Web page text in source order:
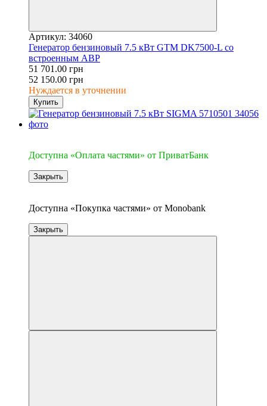
Артикул: 34060
Генератор бензиновый 7.5 кВт GTM DK7500-L cо
встроенным АВР
51 701.00 грн
52 150.00 грн
Нуждается в уточнении
Купить
Доступна «Оплата частями» от ПриватБанк
Закрыть
Доступна «Покупка частями» от Monobank
Закрыть